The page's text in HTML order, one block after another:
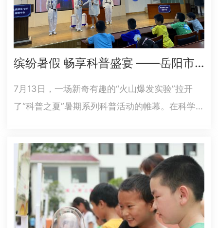
缤纷暑假 畅享科普盛宴 ——岳阳市科技馆开启“科普之夏”系列科普活动
7月13日，一场新奇有趣的“火山爆发实验”拉开
了“科普之夏”暑期系列科普活动的帷幕。在科学实
化学实验表演，让孩子们直观感受火山爆发的现
象，神奇的化学现象引起了小观众们的阵阵惊
呼。在航天航空航海科普展…